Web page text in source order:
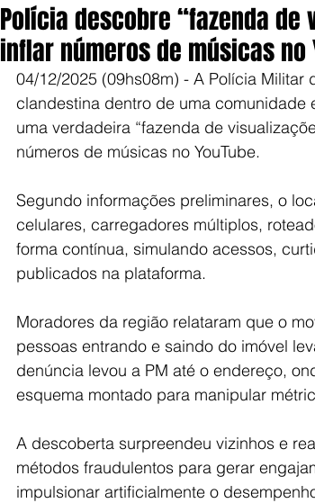
Polícia descobre “fazenda
inflar números de músicas no
04/12/2025 (09hs08m) - A Polícia
clandestina dentro de uma comunidade
uma verdadeira “fazenda de
números de músicas no YouTube.
Segundo informações preliminares, o
celulares, carregadores múltiplos,
forma contínua, simulando acessos,
publicados na plataforma.
Moradores da região relataram que o
pessoas entrando e saindo do imóvel
denúncia levou a PM até o endereço,
esquema montado para manipular
A descoberta surpreendeu vizinhos e
métodos fraudulentos para gerar
impulsionar artificialmente o